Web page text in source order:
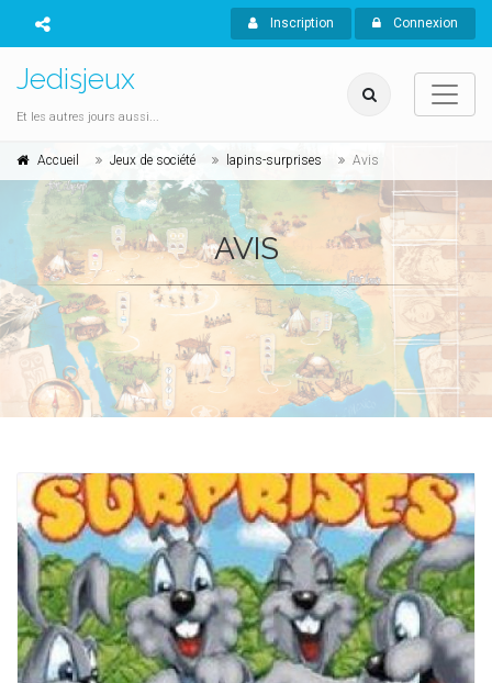
Inscription Connexion
Jedisjeux
Et les autres jours aussi...
Accueil Jeux de société lapins-surprises Avis
AVIS